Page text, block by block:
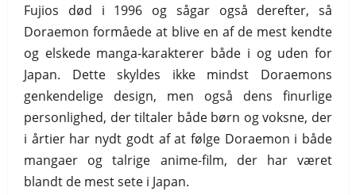
Fujios død i 1996 og sågar også derefter, så
Doraemon formåede at blive en af de mest kendte
og elskede manga-karakterer både i og uden for
Japan. Dette skyldes ikke mindst Doraemons
genkendelige design, men også dens finurlige
personlighed, der tiltaler både børn og voksne, der
i årtier har nydt godt af at følge Doraemon i både
mangaer og talrige anime-film, der har været
blandt de mest sete i Japan.